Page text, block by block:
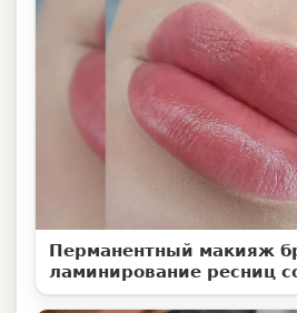
Перманентный макияж
ламинирование ресниц
50%